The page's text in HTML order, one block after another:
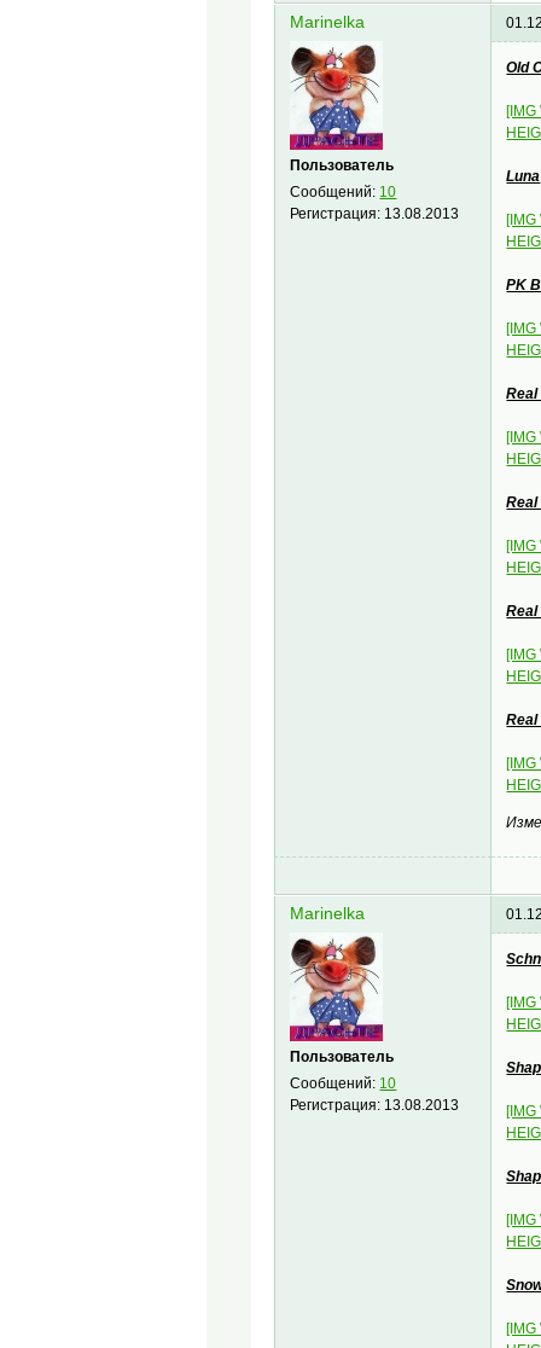
Marinelka
Пользователь
Сообщений: 10
Регистрация: 13.08.2013
Old
Luna
PK
Real
Marinelka
Пользователь
Сообщений: 10
Регистрация: 13.08.2013